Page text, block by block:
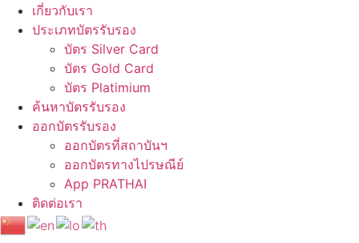
เกี่ยวกับเรา
ประเภทบัตรรับรอง
บัตร Silver Card
บัตร Gold Card
บัตร Platimium
ค้นหาบัตรรับรอง
ออกบัตรรับรอง
ออกบัตรที่สถาบันฯ
ออกบัตรทางไปรษณีย์
App PRATHAI
ติดต่อเรา